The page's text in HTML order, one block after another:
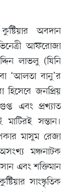
অবদান
আফরোজা
লাভলু (যিনি
‘আলতা বানু’র
হিসেবে জনপ্রিয়
এবং প্রখ্যাত
সন্তান।
মাসুম রেজা
মঞ্চনাটক
এবং শক্তিমান
সাংস্কৃতিক